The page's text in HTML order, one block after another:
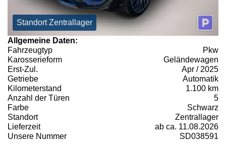
Standort Zentrallager
Allgemeine Daten:
Fahrzeugtyp
Pkw
Karosserieform
Geländewagen
Erst-Zul.
Apr / 2025
Getriebe
Automatik
Kilometerstand
1.100 km
Anzahl der Türen
5
Farbe
Schwarz
Standort
Zentrallager
Lieferzeit
ab ca. 11.08.2026
Unsere Nummer
SD038591